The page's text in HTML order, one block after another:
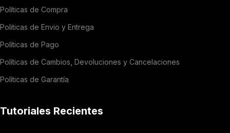
Políticas de Compra
Politicas de Envio y Entrega
Políticas de Pago
Políticas de Cambios, Devoluciones y Cancelaciones
Políticas de Garantía
Tutoriales Recientes